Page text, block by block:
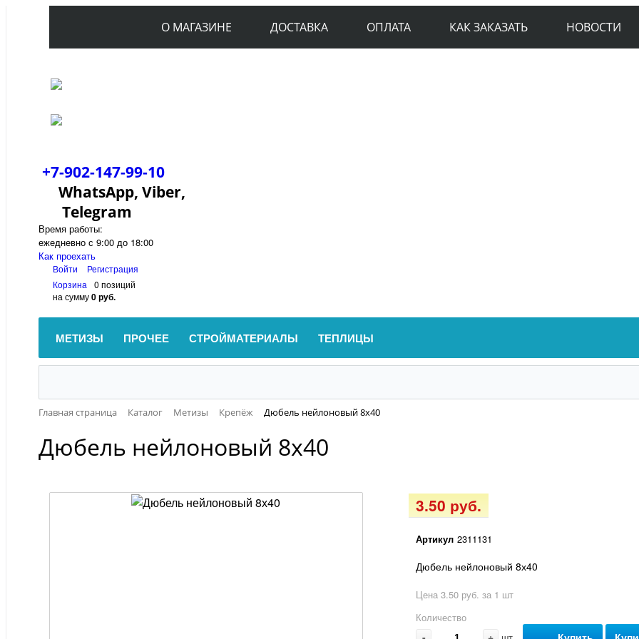
О МАГАЗИНЕ ДОСТАВКА ОПЛАТА КАК ЗАКАЗАТЬ НОВОСТИ
+7-902-147-99-10
WhatsApp, Viber,
Telegram
Время работы:
ежедневно с 9:00 до 18:00
Как проехать
Войти
Регистрация
Корзина
0 позиций
на сумму0 руб.
МЕТИЗЫ ПРОЧЕЕ СТРОЙМАТЕРИАЛЫ ТЕПЛИЦЫ
Главная страница Каталог Метизы Крепёж Дюбель нейлоновый 8х40
Дюбель нейлоновый 8х40
3.50 руб.
Артикул 2311131
Дюбель нейлоновый 8х40
Цена 3.50 руб. за 1 шт
Количество